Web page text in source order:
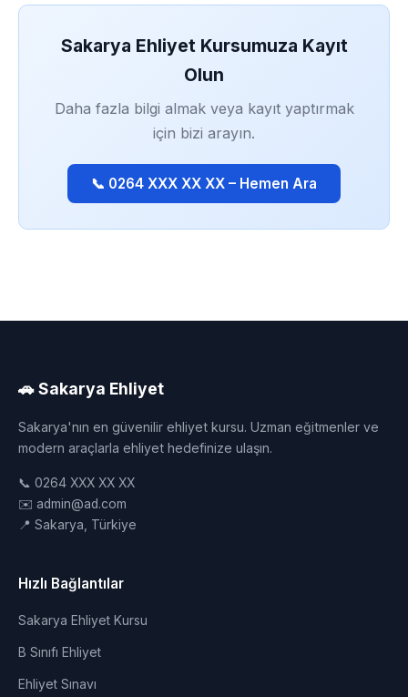
Sakarya Ehliyet Kursumuza Kayıt
Olun
Daha fazla bilgi almak veya kayıt yaptırmak
için bizi arayın.
📞 0264 XXX XX XX – Hemen Ara
🚗 Sakarya Ehliyet
Sakarya'nın en güvenilir ehliyet kursu. Uzman eğitmenler ve
modern araçlarla ehliyet hedefinize ulaşın.
📞 0264 XXX XX XX
✉️ admin@ad.com
📍 Sakarya, Türkiye
Hızlı Bağlantılar
Sakarya Ehliyet Kursu
B Sınıfı Ehliyet
Ehliyet Sınavı